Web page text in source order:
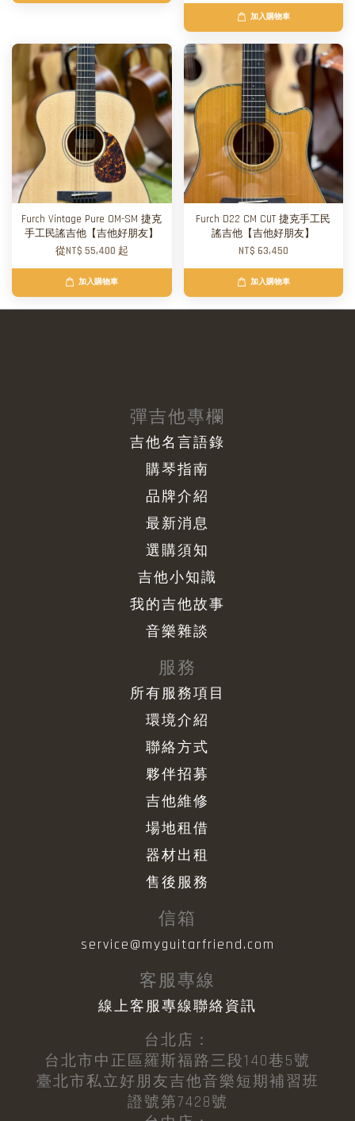
加入購物車
Furch Vintage Pure OM-SM 捷克
手工民謠吉他【吉他好朋友】
從NT$ 55,400 起
加入購物車
Furch D22 CM CUT 捷克手工民
謠吉他【吉他好朋友】
NT$ 63,450
加入購物車
彈吉他專欄
吉他名言語錄
購琴指南
品牌介紹
最新消息
選購須知
吉他小知識
我的吉他故事
音樂雜談
服務
所有服務項目
環境介紹
聯絡方式
夥伴招募
吉他維修
場地租借
器材出租
售後服務
信箱
service@myguitarfriend.com
客服專線
線上客服專線聯絡資訊
台北店：
台北市中正區羅斯福路三段140巷5號
臺北市私立好朋友吉他音樂短期補習班
證號第7428號